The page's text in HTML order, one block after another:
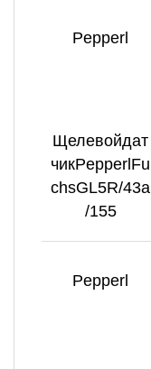
Pepperl
Щелевойдат
чикPepperlFu
chsGL5R/43a
/155
Pepperl